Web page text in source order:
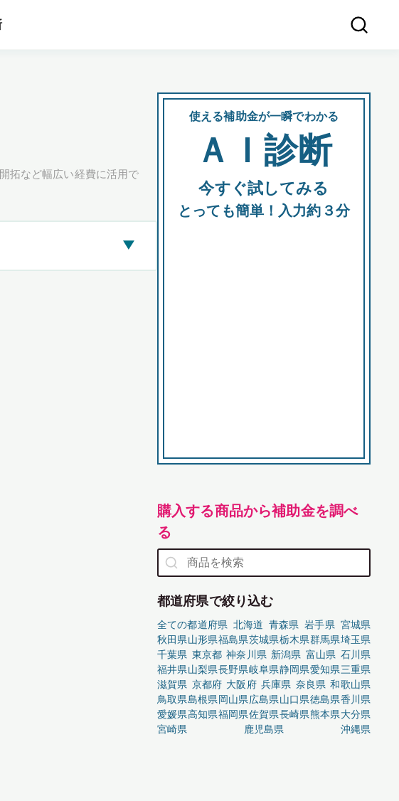
拓など幅広い経費に活用で
▶
使える補助金が一瞬でわかる
ＡＩ診断
今すぐ試してみる
とっても簡単！入力約３分
購入する商品から補助金を調べ
る
都道府県で絞り込む
全ての都道府県 北海道 青森県 岩手県 宮城県
秋田県山形県福島県茨城県栃木県群馬県埼玉県
千葉県 東京都 神奈川県 新潟県 富山県 石川県
福井県山梨県長野県岐阜県静岡県愛知県三重県
滋賀県 京都府 大阪府 兵庫県 奈良県 和歌山県
鳥取県島根県岡山県広島県山口県徳島県香川県
愛媛県高知県福岡県佐賀県長崎県熊本県大分県
宮崎県
鹿児島県 沖縄県